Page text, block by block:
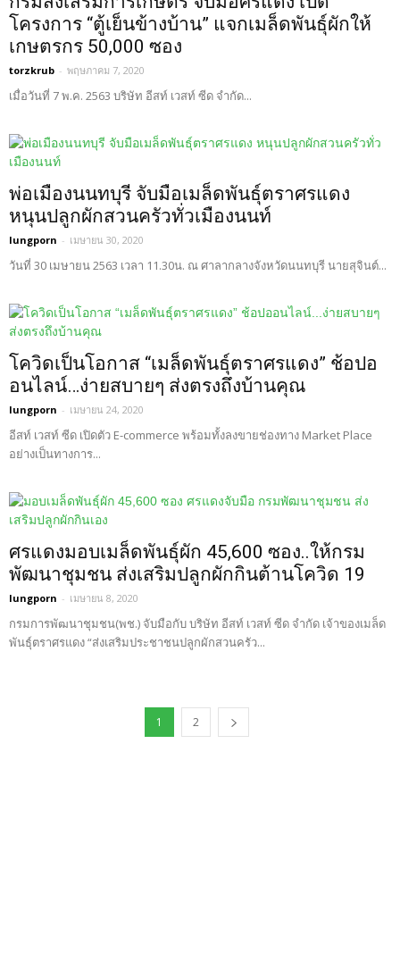
โครงการ “ตู้เย็นข้างบ้าน” แจกเมล็ดพันธุ์ผักให้
เกษตรกร 50,000 ซอง
torzkrub - พฤษภาคม 7, 2020
เมื่อวันที่ 7 พ.ค. 2563 บริษัท อีสท์ เวสท์ ซีด จำกัด...
พ่อเมืองนนทบุรี จับมือเมล็ดพันธุ์ตราศรแดง
หนุนปลูกผักสวนครัวทั่วเมืองนนท์
lungporn - เมษายน 30, 2020
วันที่ 30 เมษายน 2563 เวลา 11.30น. ณ ศาลากลางจังหวัดนนทบุรี นายสุจินต์...
โควิดเป็นโอกาส “เมล็ดพันธุ์ตราศรแดง” ช้อปอ
อนไลน์…ง่ายสบายๆ ส่งตรงถึงบ้านคุณ
lungporn - เมษายน 24, 2020
อีสท์ เวสท์ ซีด เปิดตัว E-commerce พร้อมทั้งลงขายช่องทาง Market Place
อย่างเป็นทางการ...
ศรแดงมอบเมล็ดพันธุ์ผัก 45,600 ซอง..ให้กรม
พัฒนาชุมชน ส่งเสริมปลูกผักกินต้านโควิด 19
lungporn - เมษายน 8, 2020
กรมการพัฒนาชุมชน(พช.) จับมือกับ บริษัท อีสท์ เวสท์ ซีด จำกัด เจ้าของเมล็ด
พันธุ์ตราศรแดง “ส่งเสริมประชาชนปลูกผักสวนครัว...
1 2